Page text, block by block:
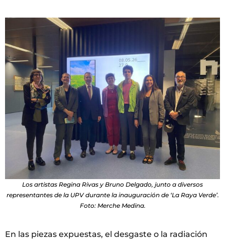
Los artistas Regina Rivas y Bruno Delgado, junto a diversos
representantes de la UPV durante la inauguración de ‘La Raya Verde’.
Foto: Merche Medina.
En las piezas expuestas, el desgaste o la radiación